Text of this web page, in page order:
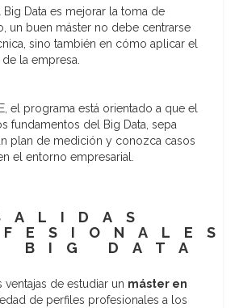
Data es mejorar la toma de
un buen máster no debe centrarse
sino también en cómo aplicar el
la empresa.
el programa está orientado a que el
fundamentos del Big Data, sepa
plan de medición y conozca casos
el entorno empresarial.
BIG DATA
ventajas de estudiar un máster en
de perfiles profesionales a los